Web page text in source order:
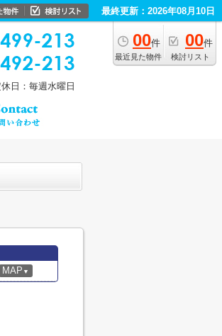
最終更新：2026年08月10日
00件
最近見た物件
00件
検討リスト
休日：毎週水曜日
MAP ▼